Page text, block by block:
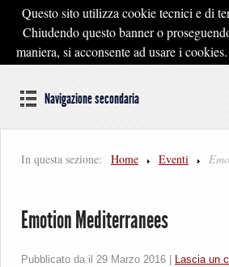
Pontedera2020
Dal cuore della Toscana un'idea di Futuro
Navigazione secondaria
In questa sezione: Home Eventi
Emotion Mediterranees
Pubblicato da il 29 Marzo 2016 Lascia un
Questo sito utilizza cookie tecnici e di
Chiudendo questo banner o
maniera, si acconsente ad usare i cookies.